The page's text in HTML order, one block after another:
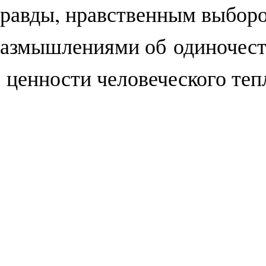
нравственным
об
человеческого